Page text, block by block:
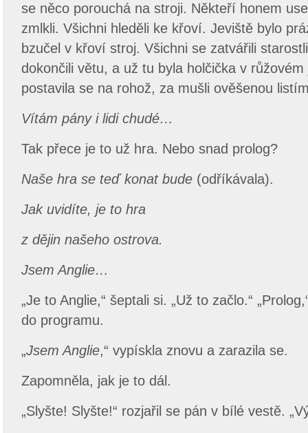
se něco porouchá na stroji. Někteří honem
zmlkli. Všichni hleděli ke křoví. Jeviště bylo
bzučel v křoví stroj. Všichni se zatvářili
dokončili větu, a už tu byla holčička v
postavila se na rohož, za mušli ověšenou
Vítám pány i lidi chudé…
Tak přece je to už hra. Nebo snad prolog?
Naše hra se teď konat bude (odříkávala).
Jak uvidíte, je to hra
z dějin našeho ostrova.
Jsem Anglie…
„Je to Anglie,“ šeptali si. „Už to začlo.“
do programu.
„Jsem Anglie,“ vypískla znovu a zarazila se.
Zapomněla, jak je to dál.
„Slyšte! Slyšte!“ rozjařil se pán v bílé vestě.